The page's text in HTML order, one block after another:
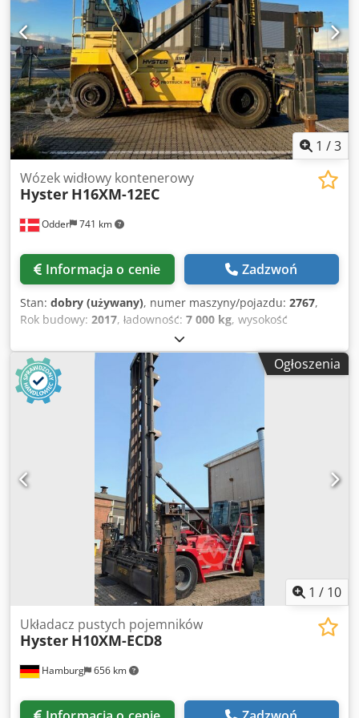
Opony przednie Stan: 0 - 20% Opony tylne Typ:
pneumatyczne Opony tylne Rozmiar: 18.00-25 Opony tylne
Stan: 20 - 40% Opis: Przednie swiatla robocze, ogrzewanie,
pelna kabina, klimatyzacja, certyfikat CE, podwójne opony,
lusterka zewnetrzne, LED, siedzenie,
1 /3
Odder 741 km
Wózek widłowy kontenerowy
Hyster H16XM-12EC
Informacja o cenie Zadzwoń
Stan: dobry (używany), numer maszyny/pojazdu: 2767,
Rok budowy: 2017, ładowność: 7 000 kg, wysokość
, typ masztu:
szerokość:4 345 mm, dodatkowe cechy wyposażenia:
Engine heater, Centralized greasing system
, Hyster
H16XM-12EC od Uniktruck Dcsdpfx Afsyuhuqomjk Typ koła
– koło napędowe: pneumatyczne Typ koła – koło skrętne:
pneumatyczne Rozmiar koła – koło napędowe: 14.00x24
Rozmiar koła – koło skrętne: 14.00x24
Ogłoszenia
1 / 10
Hamburg 656 km
Układacz pustych pojemników
Hyster H10XM-ECD8